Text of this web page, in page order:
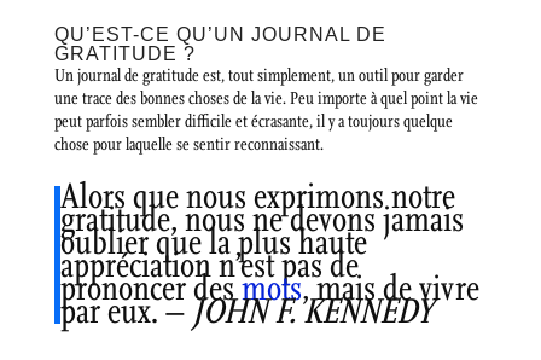
QU’EST-CE QU’UN JOURNAL DE
GRATITUDE ?
Un journal de gratitude est, tout simplement, un outil pour garder
une trace des bonnes choses de la vie. Peu importe à quel point la vie
peut parfois sembler difficile et écrasante, il y a toujours quelque
chose pour laquelle se sentir reconnaissant.
Alors que nous exprimons notre
gratitude, nous ne devons jamais
oublier que la plus haute
appréciation n’est pas de
prononcer desmots, mais de vivre
par eux. – JOHN F. KENNEDY